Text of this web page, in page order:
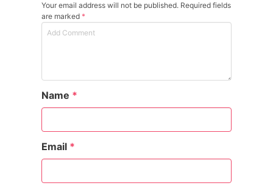
Your email address will not be published. Required fields
are marked *
Name *
Email *